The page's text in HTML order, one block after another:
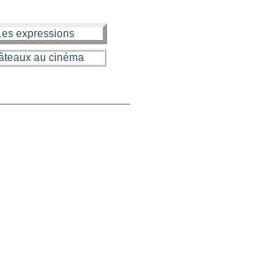
expressions
au cinéma